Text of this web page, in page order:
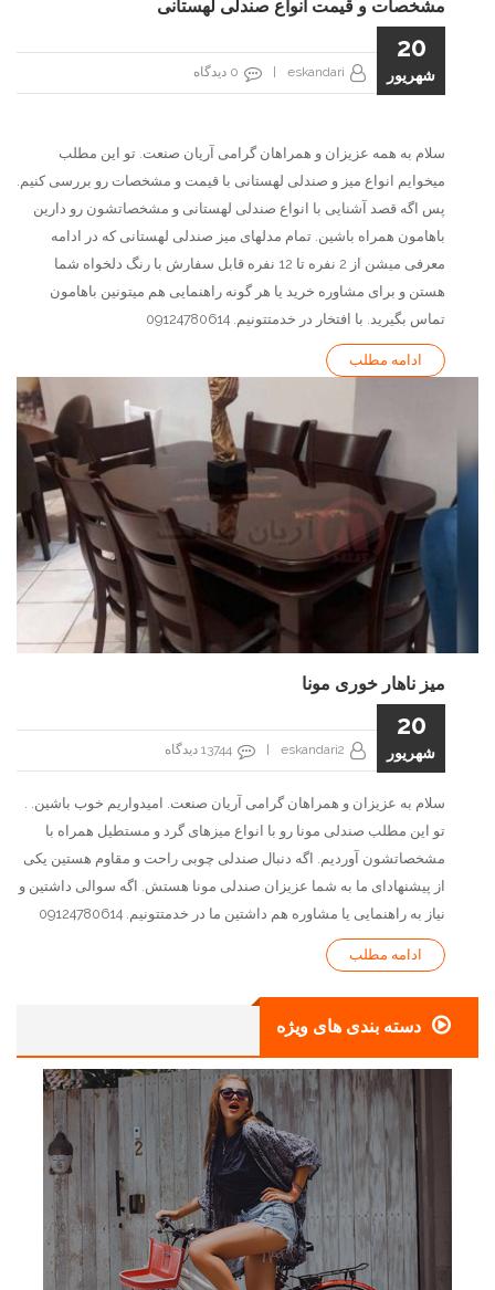
مشخصات و قیمت انواع صندلی لهستانی
20
شهریور eskandari
0 دیدگاه
سلام به همه عزیزان و همراهان گرامی آریان صنعت. تو این مطلب
میخوایم انواع میز و صندلی لهستانی با قیمت و مشخصات رو بررسی کنیم.
پس اگه قصد آشنایی با انواع صندلی لهستانی و مشخصاتشون رو دارین
باهامون همراه باشین. تمام مدلهای میز صندلی لهستانی که در ادامه
معرفی میشن از 2 نفره تا 12 نفره قابل سفارش با رنگ دلخواه شما
هستن و برای مشاوره خرید یا هر گونه راهنمایی هم میتونین باهامون
تماس بگیرید. با افتخار در خدمتتونیم. 09124780614
ادامه مطلب
میز ناهار خوری مونا
20
شهریور eskandari2
13744 دیدگاه
سلام به عزیزان و همراهان گرامی آریان صنعت. امیدواریم خوب باشین. .
تو این مطلب صندلی مونا رو با انواع میزهای گرد و مستطیل همراه با
مشخصاتشون آوردیم. اگه دنبال صندلی چوبی راحت و مقاوم هستین یکی
از پیشنهادای ما به شما عزیزان صندلی مونا هستش. اگه سوالی داشتین و
نیاز به راهنمایی یا مشاوره هم داشتین ما در خدمتتونیم. 09124780614
ادامه مطلب
دسته بندی های ویژه